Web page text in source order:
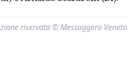
riservata © Messaggero Veneto